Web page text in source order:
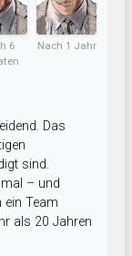
6
Nach 1 Jahr
Das
sind.
– und
Team
als 20 Jahren